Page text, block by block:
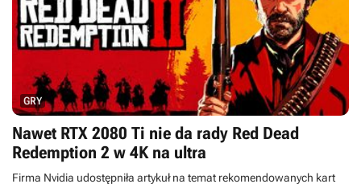
GRY
Nawet RTX 2080 Ti nie da rady Red Dead
Redemption 2 w 4K na ultra
Firma Nvidia udostępniła artykuł na temat rekomendowanych kart